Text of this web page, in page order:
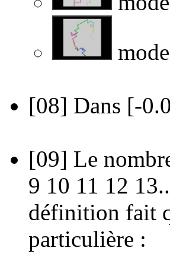
mode
[08] Dans [-
[09] Le
9 10 11 12
définition fait
particulière :